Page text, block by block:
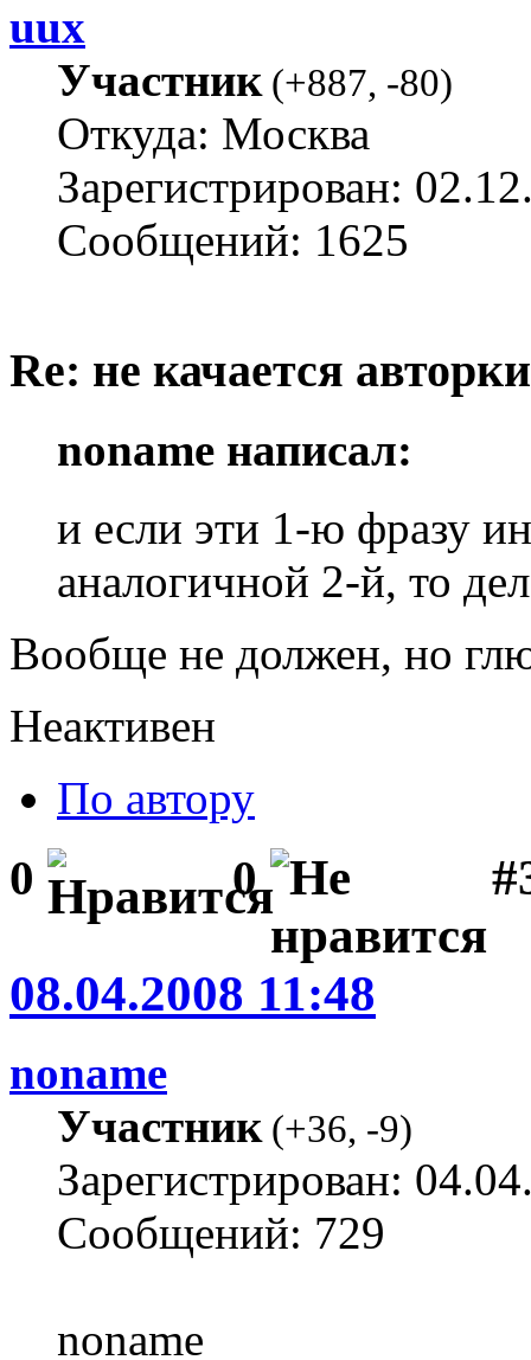
uux
Участник(+887, -80)
Откуда: Москва
Зарегистрирован:
Сообщений: 1625
Re: не качается
noname написал:
и если эти 1-ю фразу
аналогичной 2-й, то
Вообще не должен, но
Неактивен
По автору
0 0
08.04.2008 11:48
noname
Участник(+36, -9)
Зарегистрирован:
Сообщений: 729
noname